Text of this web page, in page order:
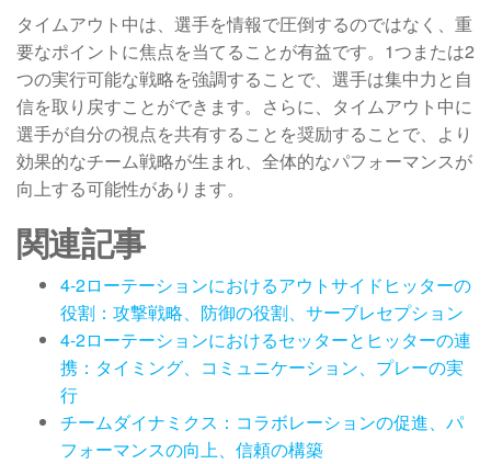
タイムアウト中は、選手を情報で圧倒するのではなく、重
要なポイントに焦点を当てることが有益です。1つまたは2
つの実行可能な戦略を強調することで、選手は集中力と自
信を取り戻すことができます。さらに、タイムアウト中に
選手が自分の視点を共有することを奨励することで、より
効果的なチーム戦略が生まれ、全体的なパフォーマンスが
向上する可能性があります。
関連記事
4-2ローテーションにおけるアウトサイドヒッターの
役割：攻撃戦略、防御の役割、サーブレセプション
4-2ローテーションにおけるセッターとヒッターの連
携：タイミング、コミュニケーション、プレーの実
行
チームダイナミクス：コラボレーションの促進、パ
フォーマンスの向上、信頼の構築